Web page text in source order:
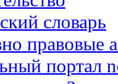
словарь
правовые
портал